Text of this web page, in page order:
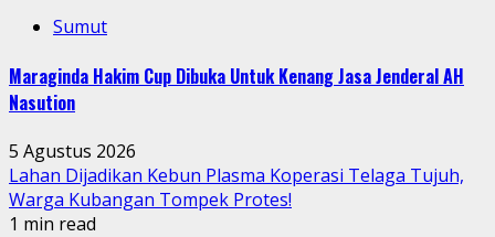
Sumut
Maraginda Hakim Cup Dibuka Untuk Kenang Jasa Jenderal AH
Nasution
5 Agustus 2026
Lahan Dijadikan Kebun Plasma Koperasi Telaga Tujuh,
Warga Kubangan Tompek Protes!
1 min read